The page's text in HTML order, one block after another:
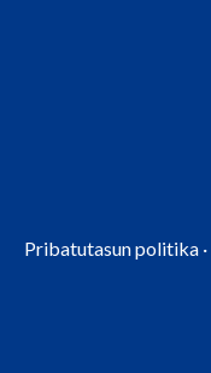
Pribatutasun politika ·